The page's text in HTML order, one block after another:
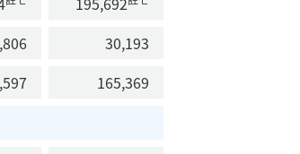
30,193
165,369